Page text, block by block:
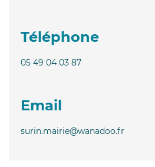
Téléphone
05 49 04 03 87
Email
surin.mairie@wanadoo.fr